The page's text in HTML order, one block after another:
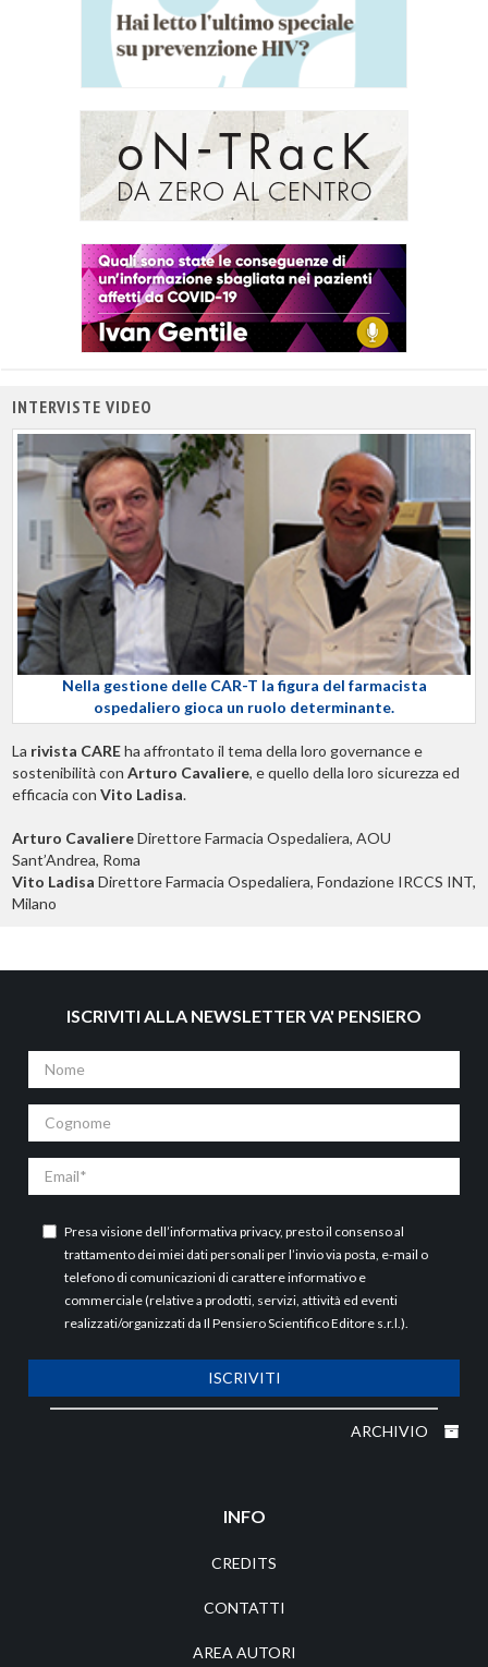
INTERVISTE VIDEO
Nella gestione delle CAR-T la figura del farmacista
ospedaliero gioca un ruolo determinante.
La rivista CAREha affrontato il tema della loro governance e
sostenibilità con Arturo Cavaliere, e quello della loro sicurezza ed
efficacia con Vito Ladisa.
Arturo CavaliereDirettore Farmacia Ospedaliera, AOU
Sant’Andrea, Roma
Vito Ladisa Direttore Farmacia Ospedaliera, Fondazione IRCCS INT,
Milano
ISCRIVITI ALLA NEWSLETTER VA' PENSIERO
Nome
Cognome
Email
Presa visione dell’informativa privacy, presto il consenso al
trattamento dei miei dati personali per l’invio via posta, e-mail o
telefono di comunicazioni di carattere informativo e
commerciale (relative a prodotti, servizi, attività ed eventi
realizzati/organizzati da Il Pensiero Scientifico Editore s.r.l.).
ISCRIVITI
ARCHIVIO
INFO
CREDITS
CONTATTI
AREA AUTORI